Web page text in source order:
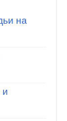
на
и